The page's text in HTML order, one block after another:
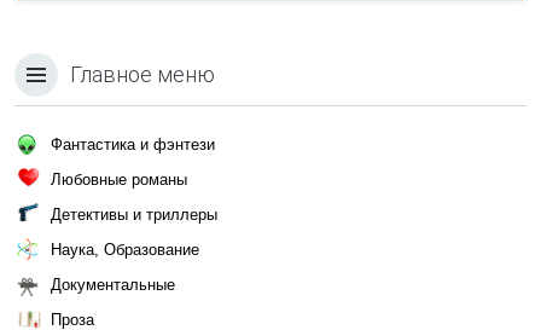
Главное меню
Фантастика и фэнтези
Любовные романы
Детективы и триллеры
Наука, Образование
Документальные
Проза